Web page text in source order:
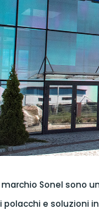
Sonel sono
polacchi e soluzioni